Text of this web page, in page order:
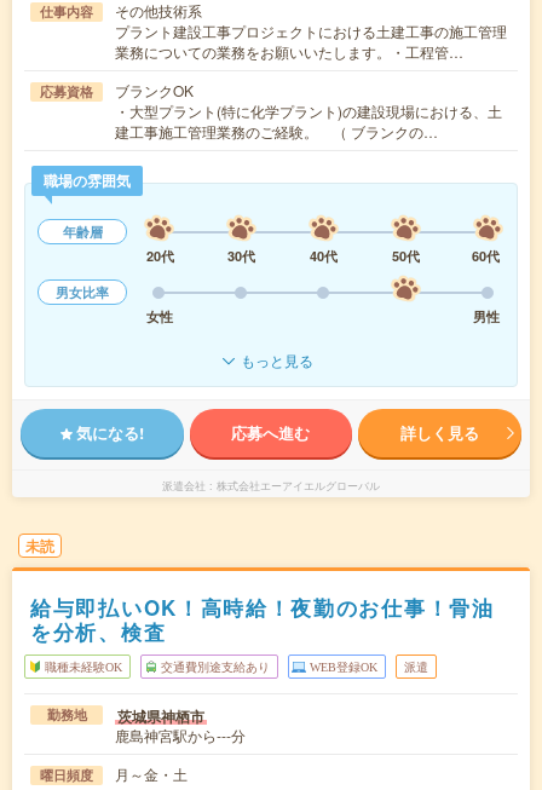
仕事内容
その他技術系
プラント建設工事プロジェクトにおける土建工事の施工管理
業務についての業務をお願いいたします。・工程管…
応募資格
ブランクOK
・大型プラント(特に化学プラント)の建設現場における、土
建工事施工管理業務のご経験。 （ ブランクの…
職場の雰囲気
年齢層
20代
30代 40代 50代
60代
男女比率
女性
男性
もっと見る
気になる! 応募へ進む 詳しく見る
派遣会社 株式会社エーアイエルグローバル
未読
給与即払いOK！高時給！夜勤のお仕事！骨油
を分析、検査
職種未経験OK 交通費別途支給あり WEB登録OK 派遣
勤務地 茨城県神栖市
鹿島神宮駅から---分
曜日頻度 月～金・土